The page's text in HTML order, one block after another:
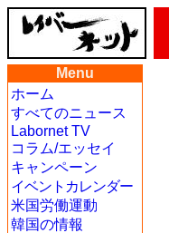
Menu
ホーム
すべてのニュース
Labornet TV
コラム/エッセイ
キャンペーン
イベントカレンダー
米国労働運動
韓国の情報